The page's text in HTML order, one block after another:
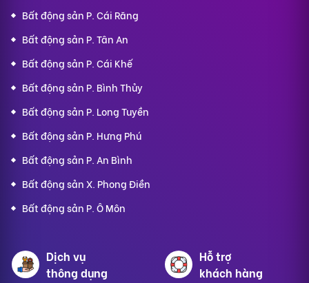
Bất động sản P. Cái Răng
Bất động sản P. Tân An
Bất động sản P. Cái Khế
Bất động sản P. Bình Thủy
Bất động sản P. Long Tuyền
Bất động sản P. Hưng Phú
Bất động sản P. An Bình
Bất động sản X. Phong Điền
Bất động sản P. Ô Môn
Dịch vụ
thông dụng
Hỗ trợ
khách hàng